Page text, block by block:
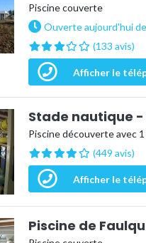
Piscine couverte
Ouverte aujourd'hui
(133 avis)
Afficher le
Stade nautique
Piscine découverte avec
(449 avis)
Afficher le
Piscine de